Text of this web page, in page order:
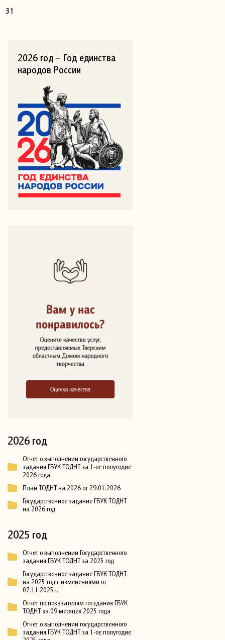
31
2026 год – Год единства
народов России
2026 год
Отчет о выполнении государственного
задания ГБУК ТОДНТ за 1-ое полугодие
2026 года
План ТОДНТ на 2026 от 29.01.2026
Государственное задание ГБУК ТОДНТ
на 2026 год
2025 год
Отчет о выполнении Государственного
задания ГБУК ТОДНТ за 2025 год
Государственное задание ГБУК ТОДНТ
на 2025 год с изменениями от
07.11.2025 г.
Отчет по показателям госздания ГБУК
ТОДНТ за 09 месяцев 2025 года
Отчет о выполнении государственного
задания ГБУК ТОДНТ за 1-ое полугодие